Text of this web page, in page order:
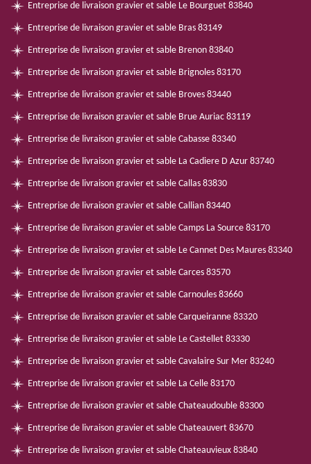
Entreprise de livraison gravier et sable Le Bourguet 83840
Entreprise de livraison gravier et sable Bras 83149
Entreprise de livraison gravier et sable Brenon 83840
Entreprise de livraison gravier et sable Brignoles 83170
Entreprise de livraison gravier et sable Broves 83440
Entreprise de livraison gravier et sable Brue Auriac 83119
Entreprise de livraison gravier et sable Cabasse 83340
Entreprise de livraison gravier et sable La Cadiere D Azur 83740
Entreprise de livraison gravier et sable Callas 83830
Entreprise de livraison gravier et sable Callian 83440
Entreprise de livraison gravier et sable Camps La Source 83170
Entreprise de livraison gravier et sable Le Cannet Des Maures 83340
Entreprise de livraison gravier et sable Carces 83570
Entreprise de livraison gravier et sable Carnoules 83660
Entreprise de livraison gravier et sable Carqueiranne 83320
Entreprise de livraison gravier et sable Le Castellet 83330
Entreprise de livraison gravier et sable Cavalaire Sur Mer 83240
Entreprise de livraison gravier et sable La Celle 83170
Entreprise de livraison gravier et sable Chateaudouble 83300
Entreprise de livraison gravier et sable Chateauvert 83670
Entreprise de livraison gravier et sable Chateauvieux 83840